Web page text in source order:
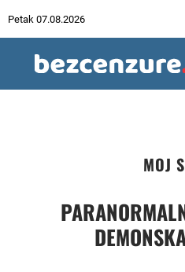
Petak 07.08.2026
MOJ